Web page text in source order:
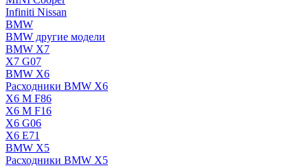
Infiniti Nissan
BMW
BMW другие модели
BMW X7
X7 G07
BMW X6
Расходники BMW X6
X6 M F86
X6 M F16
X6 G06
X6 E71
BMW X5
Расходники BMW X5